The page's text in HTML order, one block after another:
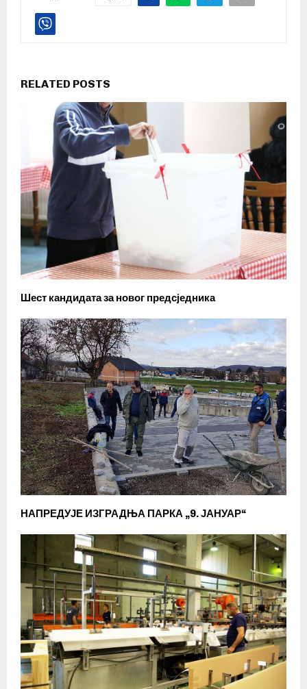
RELATED POSTS
Шест кандидата за новог предсједника
НАПРЕДУЈЕ ИЗГРАДЊА ПАРКА „9. ЈАНУАР“